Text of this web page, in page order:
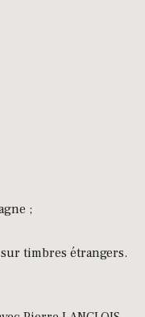
;
timbres étrangers.